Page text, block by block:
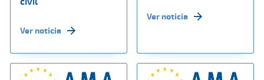
Ver noticia
Ver noticia